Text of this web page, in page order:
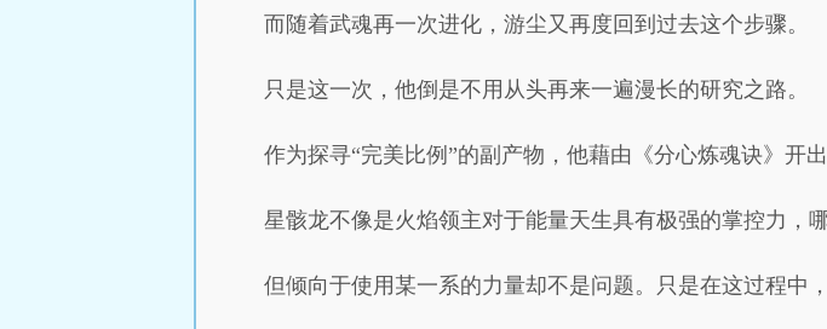
而随着武魂再一次进化，游尘又再度回到过去这个步骤。
只是这一次，他倒是不用从头再来一遍漫长的研究之路。
作为探寻“完美比例”的副产物，他藉由《分心炼魂诀》开
星骸龙不像是火焰领主对于能量天生具有极强的掌控力，
但倾向于使用某一系的力量却不是问题。只是在这过程中